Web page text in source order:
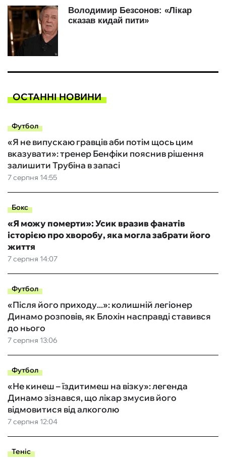
ОСТАННІ НОВИНИ
Футбол
7 серпня 14:55
«Я не випускаю гравців аби потім щось цим
вказувати»: тренер Бенфіки пояснив рішення
залишити Трубіна в запасі
Бокс
7 серпня 14:07
«Я можу померти»: Усик вразив фанатів
історією про хворобу, яка могла забрати його
життя
Футбол
7 серпня 13:06
«Після його приходу...»: колишній легіонер
Динамо розповів, як Блохін насправді ставився
до нього
Футбол
7 серпня 12:04
«Не кинеш – їздитимеш на візку»: легенда
Динамо зізнався, що лікар змусив його
відмовитися від алкоголю
Теніс